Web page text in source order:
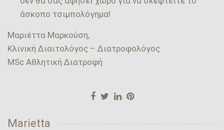
άσκοπο τσιμπολόγημα!
Μαριέττα Μαρκούση,
Κλινική Διαιτολόγος – Διατροφολόγος
MSc Αθλητική Διατροφή
Marietta